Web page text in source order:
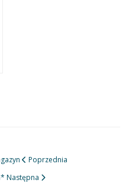
Poprzednia
Następna